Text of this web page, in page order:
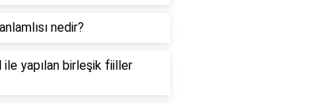
nedir?
ile yapılan birleşik fiiller